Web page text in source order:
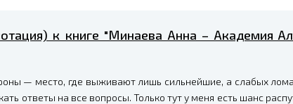
к книге "Минаева Анна – Академия
— место, где выживают лишь сильнейшие, а слабых
ответы на все вопросы. Только тут у меня есть шанс